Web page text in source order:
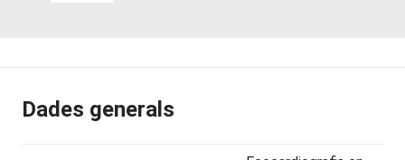
Dades generals